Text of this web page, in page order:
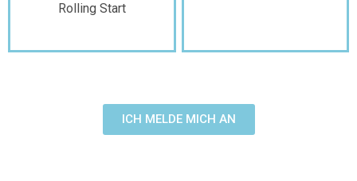
Rolling Start
ICH MELDE MICH AN